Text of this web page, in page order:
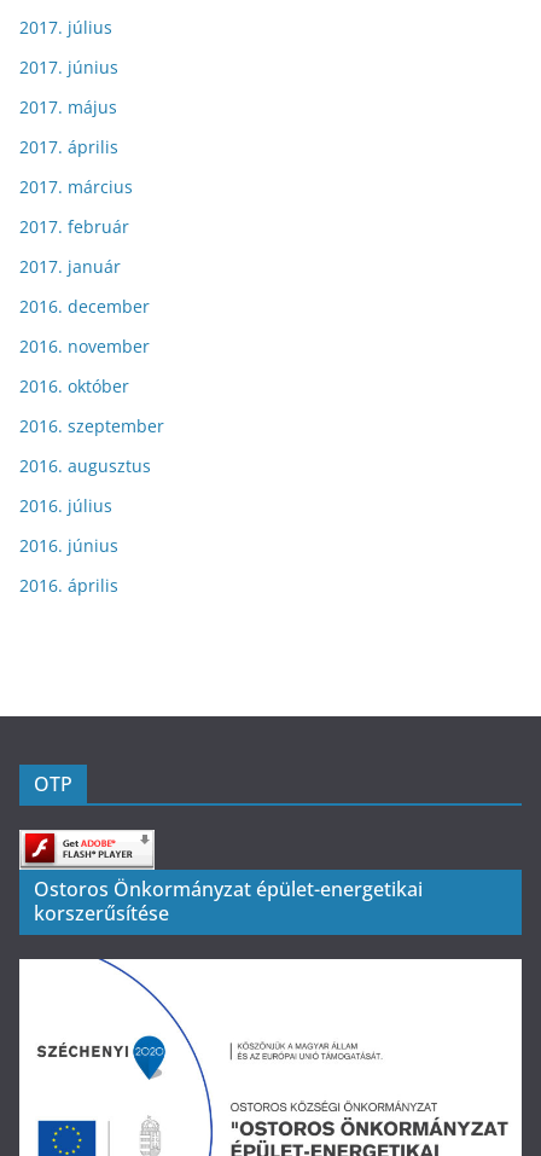
2017. július
2017. június
2017. május
2017. április
2017. március
2017. február
2017. január
2016. december
2016. november
2016. október
2016. szeptember
2016. augusztus
2016. július
2016. június
2016. április
OTP
Ostoros Önkormányzat épület-energetikai
korszerűsítése